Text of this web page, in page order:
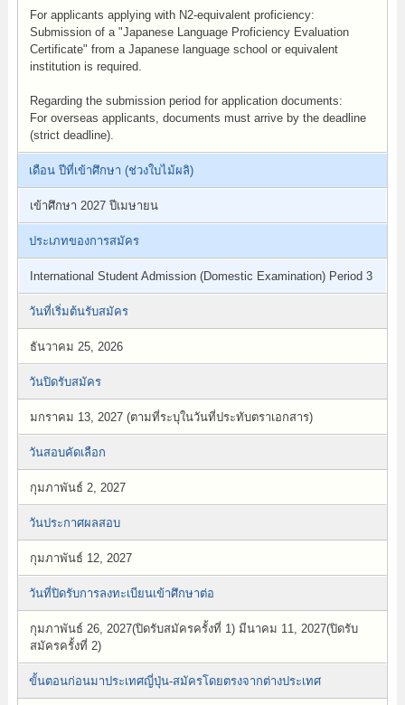
For applicants applying with N2-equivalent proficiency:
Submission of a "Japanese Language Proficiency Evaluation
Certificate" from a Japanese language school or equivalent
institution is required.
Regarding the submission period for application documents:
For overseas applicants, documents must arrive by the deadline
(strict deadline).
เดือน ปีที่เข้าศึกษา (ช่วงใบไม้ผลิ)
เข้าศึกษา 2027 ปีเมษายน
ประเภทของการสมัคร
International Student Admission (Domestic Examination) Period 3
วันที่เริ่มต้นรับสมัคร
ธันวาคม 25, 2026
วันปิดรับสมัคร
มกราคม 13, 2027 (ตามที่ระบุในวันที่ประทับตราเอกสาร)
วันสอบคัดเลือก
กุมภาพันธ์ 2, 2027
วันประกาศผลสอบ
กุมภาพันธ์ 12, 2027
วันที่ปิดรับการลงทะเบียนเข้าศึกษาต่อ
กุมภาพันธ์ 26, 2027(ปิดรับสมัครครั้งที่ 1) มีนาคม 11, 2027(ปิดรับ
สมัครครั้งที่ 2)
ขั้นตอนก่อนมาประเทศญี่ปุ่น-สมัครโดยตรงจากต่างประเทศ